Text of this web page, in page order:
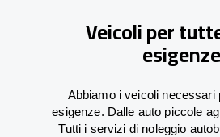
Veicoli per
esigenze
Abbiamo i veicoli necessari
esigenze. Dalle auto piccole
Tutti i servizi di noleggio